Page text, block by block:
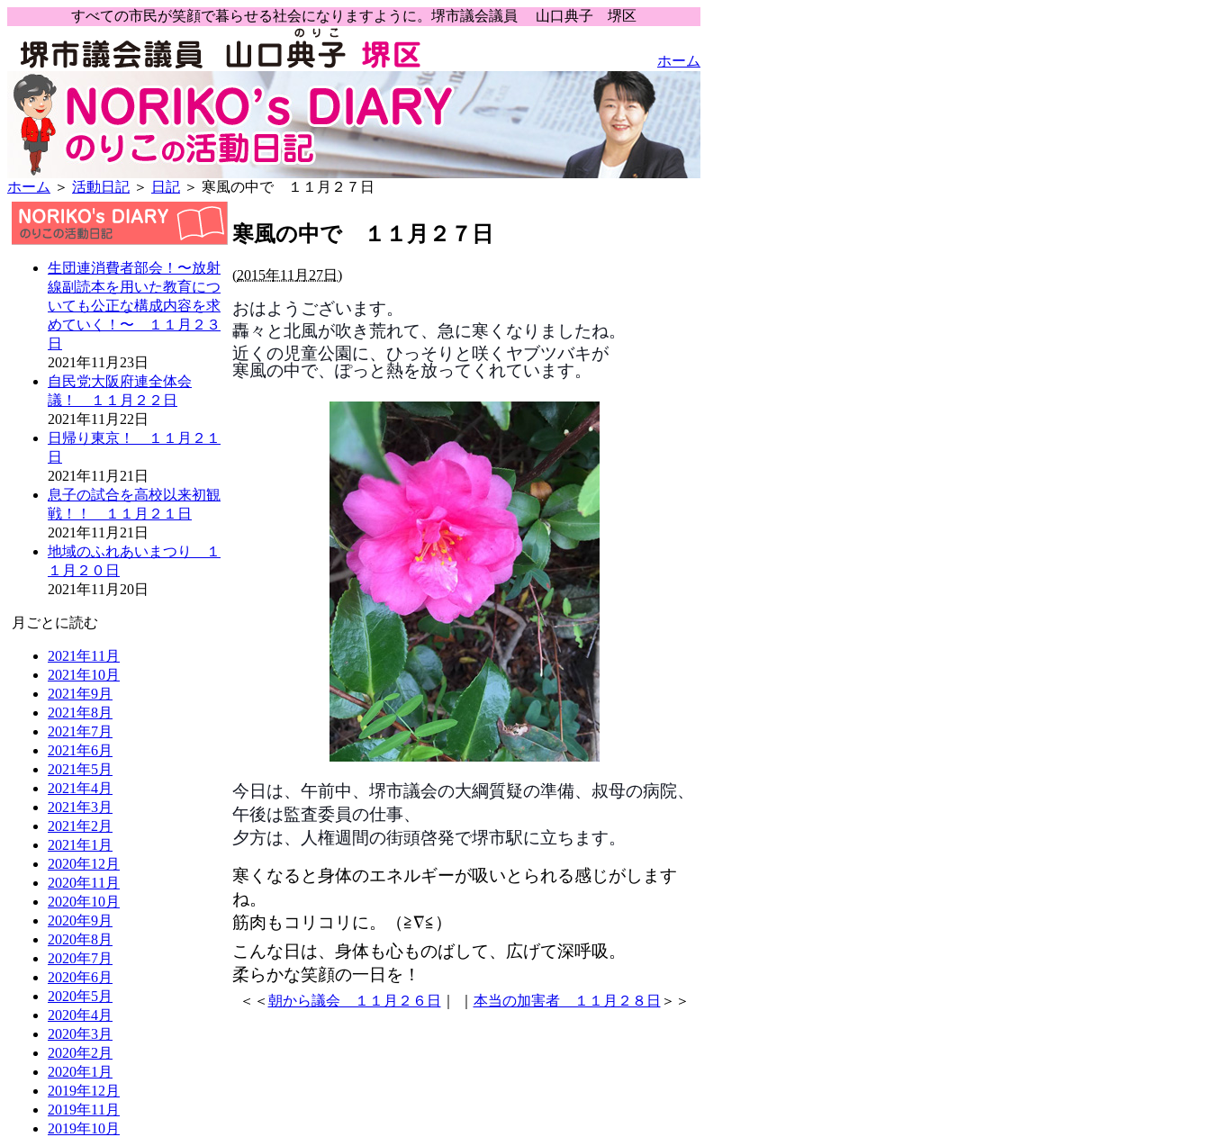
すべての市民が笑顔で暮らせる社会になりますように。堺市議会議員 山口典子 堺区
ホーム
ホーム ＞ 活動日記 ＞ 日記 ＞ 寒風の中で １１月２７日
生団連消費者部会！〜放射
線副読本を用いた教育につ
いても公正な構成内容を求
めていく！〜 １１月２３
日
2021年11月23日
自民党大阪府連全体会
議！ １１月２２日
2021年11月22日
日帰り東京！ １１月２１
日
2021年11月21日
息子の試合を高校以来初観
戦！！ １１月２１日
2021年11月21日
地域のふれあいまつり １
１月２０日
2021年11月20日
月ごとに読む
2021年11月
2021年10月
2021年9月
2021年8月
2021年7月
2021年6月
2021年5月
2021年4月
2021年3月
2021年2月
2021年1月
2020年12月
2020年11月
2020年10月
2020年9月
2020年8月
2020年7月
2020年6月
2020年5月
2020年4月
2020年3月
2020年2月
2020年1月
2019年12月
2019年11月
2019年10月
寒風の中で １１月２７日
(2015年11月27日)
おはようございます。
轟々と北風が吹き荒れて、急に寒くなりましたね。
近くの児童公園に、ひっそりと咲くヤブツバキが
寒風の中で、ぽっと熱を放ってくれています。
今日は、午前中、堺市議会の大綱質疑の準備、叔母の病院、
午後は監査委員の仕事、
夕方は、人権週間の街頭啓発で堺市駅に立ちます。
寒くなると身体のエネルギーが吸いとられる感じがします
ね。
筋肉もコリコリに。（≧∇≦）
こんな日は、身体も心ものばして、広げて深呼吸。
柔らかな笑顔の一日を！
＜＜ 朝から議会 １１月２６日 本当の加害者 １１月２８日 ＞＞